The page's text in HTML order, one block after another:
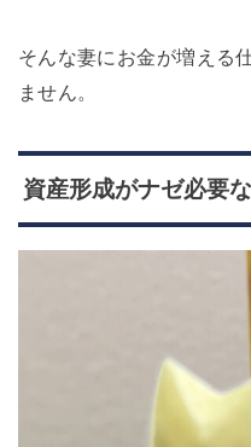
そんな妻にお金が増える
ません。
資産形成がナゼ必要